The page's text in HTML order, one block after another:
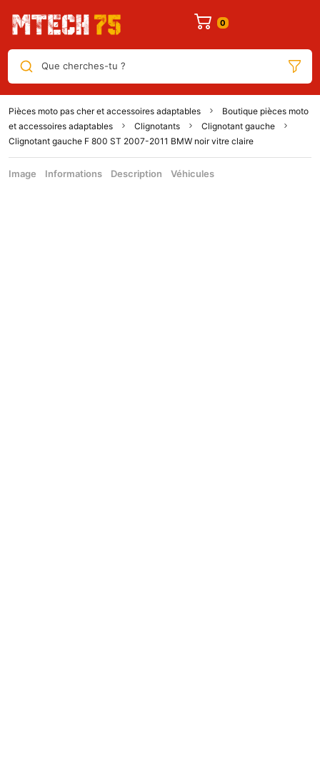
Que cherches-tu ?
Pièces moto pas cher et accessoires adaptables
Boutique pièces moto
et accessoires adaptables
Clignotants
Clignotant gauche
Clignotant gauche F 800 ST 2007-2011 BMW noir vitre claire
Image Informations Description Véhicules